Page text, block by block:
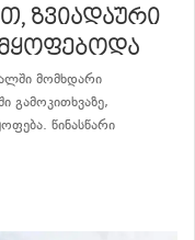
ზვიადაური
მომხდარი
გამოკითხვაზე,
წინასწარი